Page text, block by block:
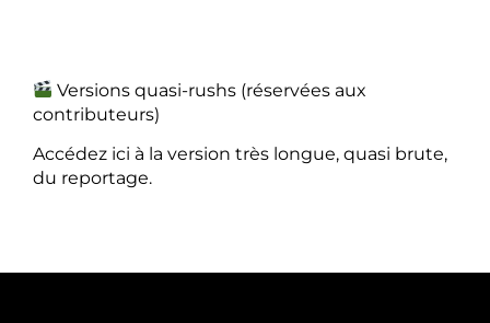
Versions quasi-rushs (réservées aux
contributeurs)
Accédez ici à la version très longue, quasi brute,
du reportage.